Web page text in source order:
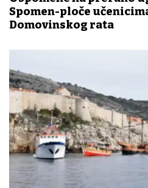
Spomen-ploče
Domovinskog rata